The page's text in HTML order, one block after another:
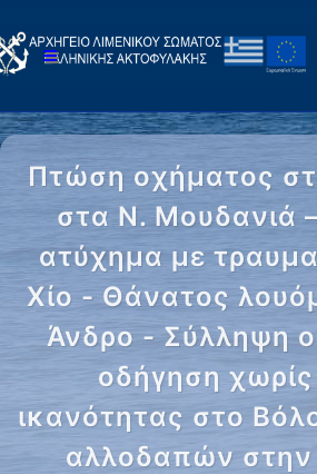
Πτώση οχήματος
στα Ν. Μουδανιά
ατύχημα με
Χίο - Θάνατος
Άνδρο - Σύλληψη
οδήγηση χωρίς
ικανότητας στο
αλλοδαπών